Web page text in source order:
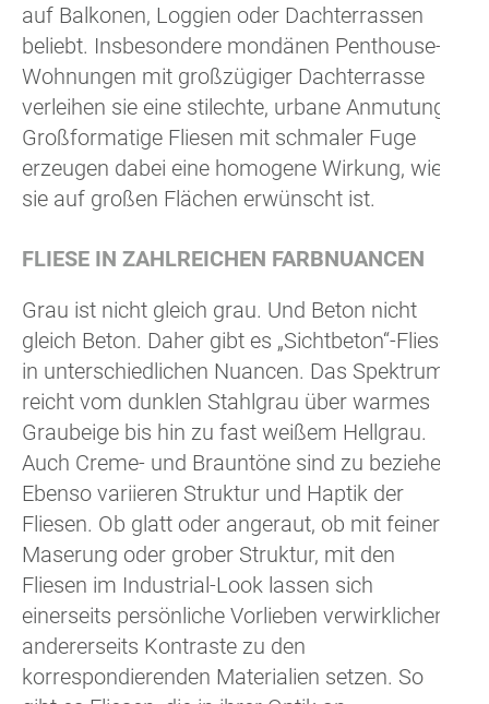
auf Balkonen, Loggien oder Dachterrassen
beliebt. Insbesondere mondänen Penthouse-
Wohnungen mit großzügiger Dachterrasse
verleihen sie eine stilechte, urbane Anmutung.
Großformatige Fliesen mit schmaler Fuge
erzeugen dabei eine homogene Wirkung, wie
sie auf großen Flächen erwünscht ist.
FLIESE IN ZAHLREICHEN FARBNUANCEN
Grau ist nicht gleich grau. Und Beton nicht
gleich Beton. Daher gibt es „Sichtbeton“-Fliesen
in unterschiedlichen Nuancen. Das Spektrum
reicht vom dunklen Stahlgrau über warmes
Graubeige bis hin zu fast weißem Hellgrau.
Auch Creme- und Brauntöne sind zu beziehen.
Ebenso variieren Struktur und Haptik der
Fliesen. Ob glatt oder angeraut, ob mit feiner
Maserung oder grober Struktur, mit den
Fliesen im Industrial-Look lassen sich
einerseits persönliche Vorlieben verwirklichen,
andererseits Kontraste zu den
korrespondierenden Materialien setzen. So